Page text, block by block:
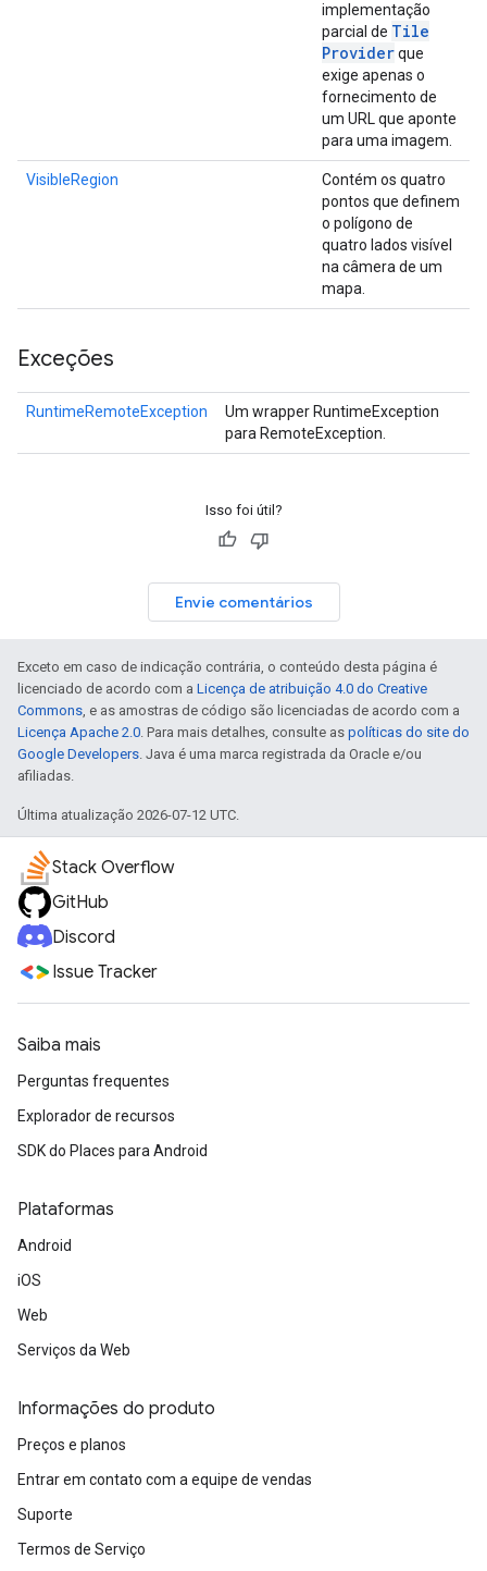
implementação
parcial de Tile
Providerque
exige apenas o
fornecimento de
um URL que aponte
para uma imagem.
VisibleRegion
Contém os quatro
pontos que definem
o polígono de
quatro lados visível
na câmera de um
mapa.
Exceções
RuntimeRemoteException
Um wrapper RuntimeException
para RemoteException.
Isso foi útil?
Envie comentários
Exceto em caso de indicação contrária, o conteúdo desta página é
licenciado de acordo com a Licença de atribuição 4.0 do Creative
Commons, e as amostras de código são licenciadas de acordo com a
Licença Apache 2.0. Para mais detalhes, consulte as políticas do site do
Google Developers. Java é uma marca registrada da Oracle e/ou
afiliadas.
Última atualização 2026-07-12 UTC.
Stack Overflow
GitHub
Discord
Issue Tracker
Saiba mais
Perguntas frequentes
Explorador de recursos
SDK do Places para Android
Plataformas
Android
iOS
Web
Serviços da Web
Informações do produto
Preços e planos
Entrar em contato com a equipe de vendas
Suporte
Termos de Serviço